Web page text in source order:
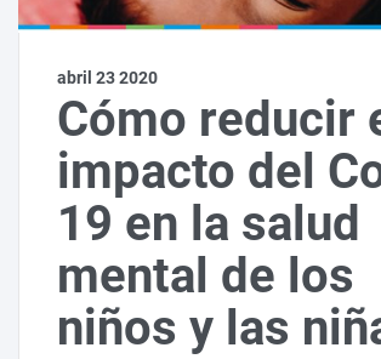
abril 23 2020
Cómo reducir
impacto del
19 en la salud
mental de los
niños y las